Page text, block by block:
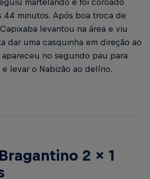
martelando e foi coroado
44 minutos. Após boa troca de
levantou na área e viu
dar uma casquinha em direção ao
apareceu no segundo pau para
levar o Nabizão ao delírio.
2 x 1